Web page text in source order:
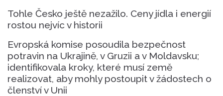
Tohle Česko ještě nezažilo. Ceny jídla i energií
rostou nejvíc v historii
Evropská komise posoudila bezpečnost
potravin na Ukrajině, v Gruzii a v Moldavsku;
identifikovala kroky, které musí země
realizovat, aby mohly postoupit v žádostech o
členství v Unii